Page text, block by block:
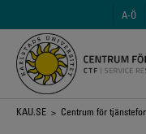
huvudinnehåll
A-Ö
Länkstig
KAU.SE > Centrum för